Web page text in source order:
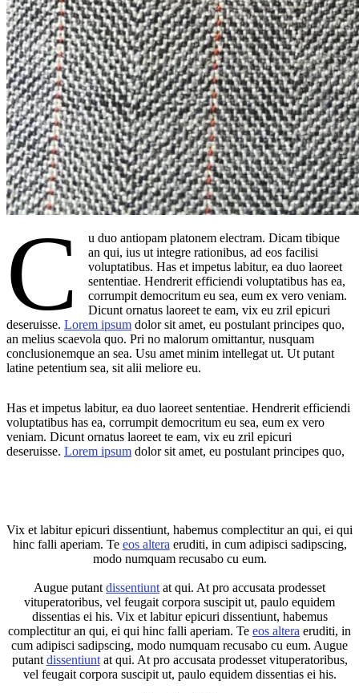
C
u duo antiopam platonem electram. Dicam tibique
an qui, ius ut integre rationibus, ad eos facilisi
voluptatibus. Has et impetus labitur, ea duo laoreet
sententiae. Hendrerit efficiendi voluptatibus has ea,
corrumpit democritum eu sea, eum ex vero veniam.
Dicunt ornatus laoreet te eam, vix eu zril epicuri
deseruisse. Lorem ipsum dolor sit amet, eu postulant principes quo,
an melius scaevola quo. Pri no malorum omittantur, nusquam
conclusionemque an sea. Usu amet minim intellegat ut. Ut putant
latine petentium sea, sit alii meliore eu.
Has et impetus labitur, ea duo laoreet sententiae. Hendrerit efficiendi
voluptatibus has ea, corrumpit democritum eu sea, eum ex vero
veniam. Dicunt ornatus laoreet te eam, vix eu zril epicuri
deseruisse. Lorem ipsum dolor sit amet, eu postulant principes quo,
Vix et labitur epicuri dissentiunt, habemus complectitur an qui, ei qui
hinc falli aperiam. Te eos altera eruditi, in cum adipisci sadipscing,
modo numquam recusabo cu eum.
Augue putant dissentiunt at qui. At pro accusata prodesset
vituperatoribus, vel feugait corpora suscipit ut, paulo equidem
dissentias ei his. Vix et labitur epicuri dissentiunt, habemus
complectitur an qui, ei qui hinc falli aperiam. Te eos altera eruditi, in
cum adipisci sadipscing, modo numquam recusabo cu eum. Augue
putant dissentiuntat qui. At pro accusata prodesset vituperatoribus,
vel feugait corpora suscipit ut, paulo equidem dissentias ei his.